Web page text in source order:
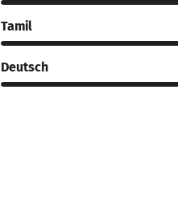
Tamil
Deutsch